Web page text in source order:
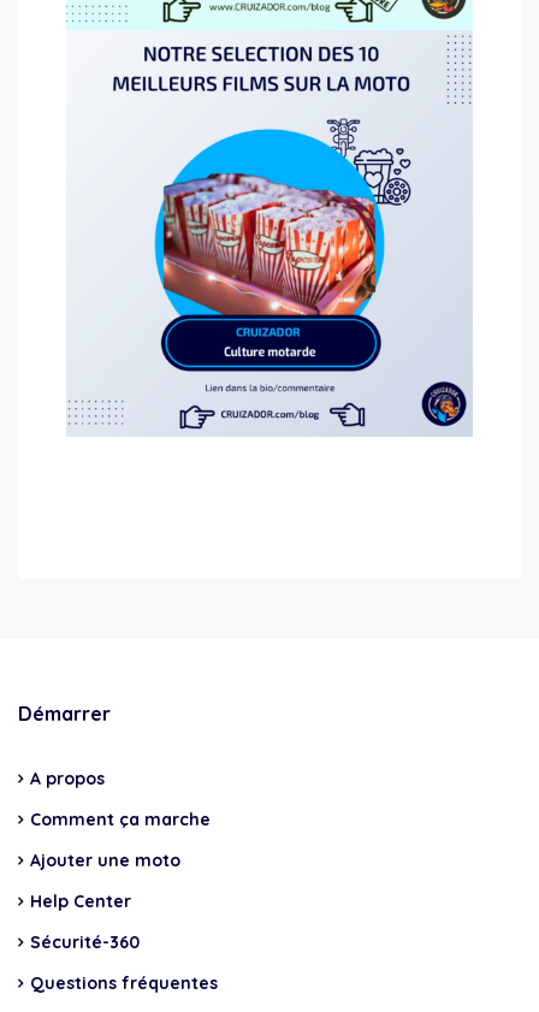
Démarrer
A propos
Comment ça marche
Ajouter une moto
Help Center
Sécurité-360
Questions fréquentes